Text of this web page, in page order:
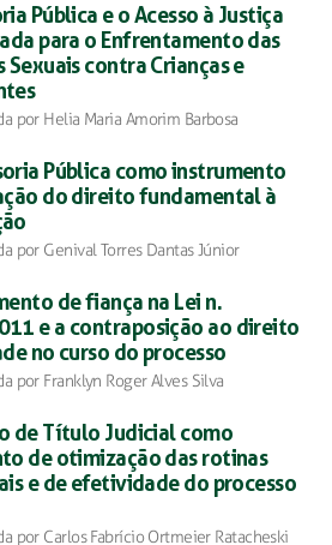
Pública e o Acesso à Justiça
para o Enfrentamento das
Sexuais contra Crianças e
por Helia Maria Amorim Barbosa
Pública como instrumento
do direito fundamental à
por Genival Torres Dantas Júnior
de fiança na Lei n.
e a contraposição ao direito
no curso do processo
por Franklyn Roger Alves Silva
de Título Judicial como
de otimização das rotinas
e de efetividade do processo
por Carlos Fabrício Ortmeier Ratacheski